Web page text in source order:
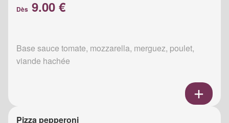
Dès 9.00 €
Base sauce tomate, mozzarella, merguez, poulet,
viande hachée
Pizza pepperoni